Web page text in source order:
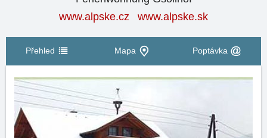
www.alpske.cz
www.alpske.sk
Přehled Mapa Poptávka